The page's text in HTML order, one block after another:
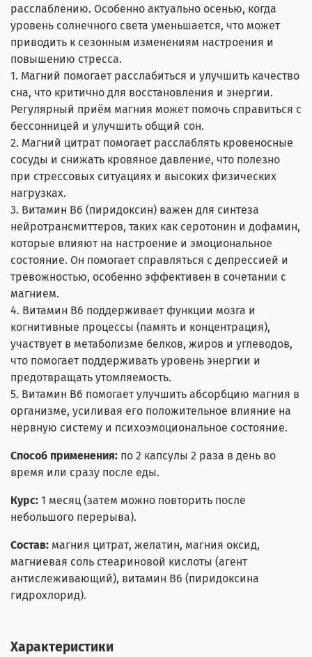
расслаблению. Особенно актуально осенью, когда
уровень солнечного света уменьшается, что может
приводить к сезонным изменениям настроения и
повышению стресса.
1. Магний помогает расслабиться и улучшить качество
сна, что критично для восстановления и энергии.
Регулярный приём магния может помочь справиться с
бессонницей и улучшить общий сон.
2. Магний цитрат помогает расслаблять кровеносные
сосуды и снижать кровяное давление, что полезно
при стрессовых ситуациях и высоких физических
нагрузках.
3. Витамин В6 (пиридоксин) важен для синтеза
нейротрансмиттеров, таких как серотонин и дофамин,
которые влияют на настроение и эмоциональное
состояние. Он помогает справляться с депрессией и
тревожностью, особенно эффективен в сочетании с
магнием.
4. Витамин В6 поддерживает функции мозга и
когнитивные процессы (память и концентрация),
участвует в метаболизме белков, жиров и углеводов,
что помогает поддерживать уровень энергии и
предотвращать утомляемость.
5. Витамин В6 помогает улучшить абсорбцию магния в
организме, усиливая его положительное влияние на
нервную систему и психоэмоциональное состояние.
Способ применения: по 2 капсулы 2 раза в день во
время или сразу после еды.
Курс: 1 месяц (затем можно повторить после
небольшого перерыва).
Состав: магния цитрат, желатин, магния оксид,
магниевая соль стеариновой кислоты (агент
антислеживающий), витамин В6 (пиридоксина
гидрохлорид).
Характеристики